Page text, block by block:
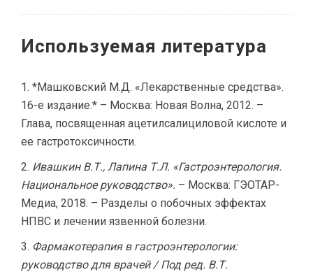
Используемая литература
*Машковский М.Д. «Лекарственные средства».
16-е издание.* – Москва: Новая Волна, 2012. –
Глава, посвященная ацетилсалициловой кислоте и
ее гастротоксичности.
Ивашкин В.Т., Лапина Т.Л. «Гастроэнтерология.
Национальное руководство». – Москва: ГЭОТАР-
Медиа, 2018. – Разделы о побочных эффектах
НПВС и лечении язвенной болезни.
Фармакотерапия в гастроэнтерологии:
руководство для врачей / Под ред. В.Т.